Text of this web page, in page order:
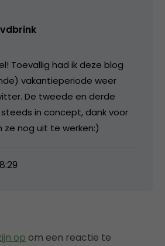
Toevallig had ik deze blog
vakantieperiode weer
De tweede en derde
in concept, dank voor
ze nog uit te werken:)
op om een reactie te